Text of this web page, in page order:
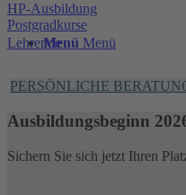
Menü Menü
HP-Ausbildung
Postgradkurse
Lehrende
PERSÖNLICHE
Ausbildungsbeginn
Sichern Sie sich jetzt Ihren